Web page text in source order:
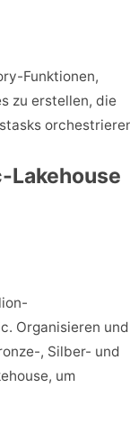
Funktionen,
zu erstellen, die
Lakehouse
Organisieren und
, Silber- und
um